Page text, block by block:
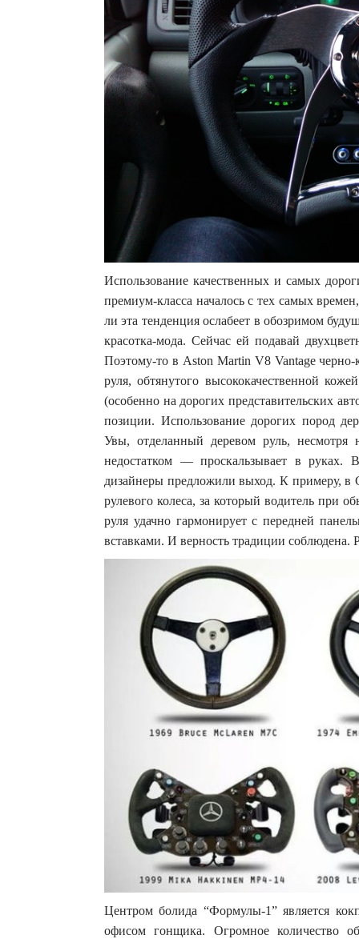
Использование качественных и самых
премиум-класса началось с тех самых
ли эта тенденция ослабеет в обозримом
красотка-мода. Сейчас ей подавай
Поэтому-то в Aston Martin V8 Vantage черно-
руля, обтянутого высококачественной
(особенно на дорогих представительских
позиции. Использование дорогих пород
Увы, отделанный деревом руль,
недостатком — проскальзывает в руках.
дизайнеры предложили выход. К примеру, в
рулевого колеса, за который водитель при
руля удачно гармонирует с передней
вставками. И верность традиции соблюдена.
Центром болида “Формулы-1” является
офисом гонщика. Огромное количество